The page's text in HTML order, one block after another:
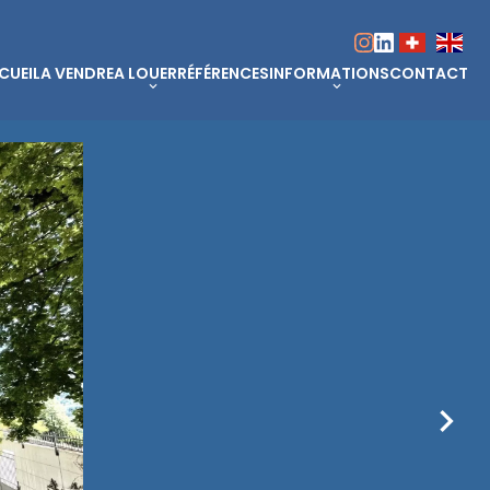
A VENDREA LOUERRÉFÉRENCESINFORMATIONSCONTACT